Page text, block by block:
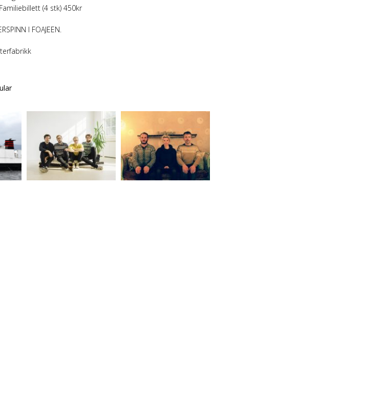
(4 stk) 450kr
I FOAJEEN.